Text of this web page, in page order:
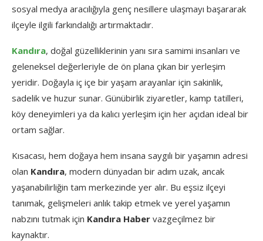
sosyal medya aracılığıyla genç nesillere ulaşmayı başararak
ilçeyle ilgili farkındalığı artırmaktadır.
Kandıra, doğal güzelliklerinin yanı sıra samimi insanları ve
geleneksel değerleriyle de ön plana çıkan bir yerleşim
yeridir. Doğayla iç içe bir yaşam arayanlar için sakinlik,
sadelik ve huzur sunar. Günübirlik ziyaretler, kamp tatilleri,
köy deneyimleri ya da kalıcı yerleşim için her açıdan ideal bir
ortam sağlar.
Kısacası, hem doğaya hem insana saygılı bir yaşamın adresi
olan Kandıra, modern dünyadan bir adım uzak, ancak
yaşanabilirliğin tam merkezinde yer alır. Bu eşsiz ilçeyi
tanımak, gelişmeleri anlık takip etmek ve yerel yaşamın
nabzını tutmak için Kandıra Haber vazgeçilmez bir
kaynaktır.